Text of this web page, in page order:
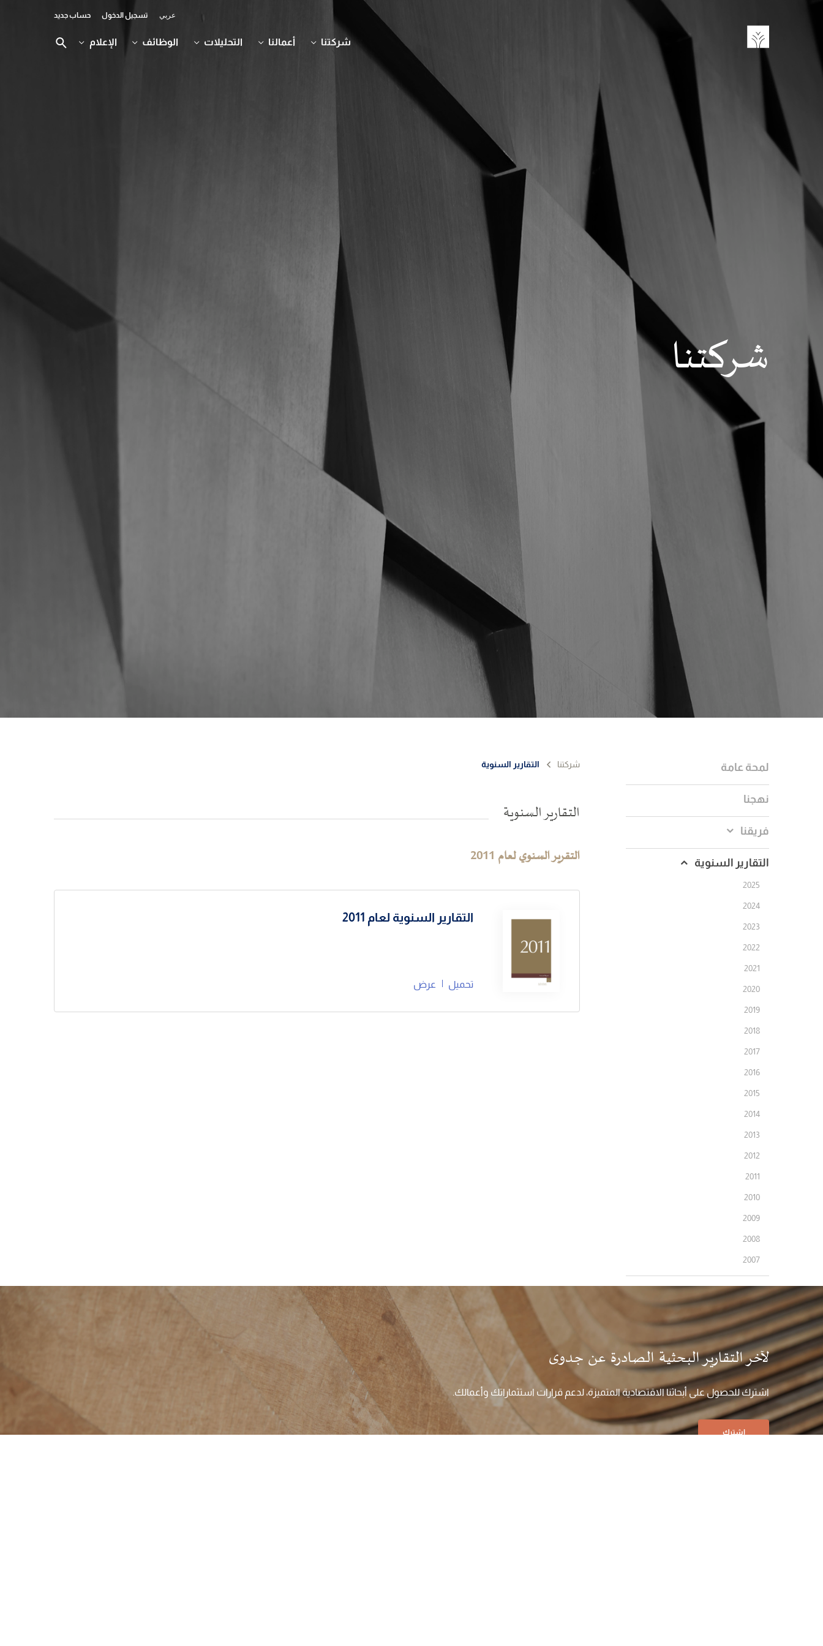
عربي تسجيل الدخول حساب جديد
شركتنا أعمالنا التحليلات الوظائف الإعلام
شركتنا
لمحة عامة
نهجنا
فريقنا
التقارير السنوية
2025
2024
2023
2022
2021
2020
2019
2018
2017
2016
2015
2014
2013
2012
2011
2010
2009
2008
2007
شركتنا التقارير السنوية
التقارير السنوية
التقرير السنوي لعام 2011
التقارير السنوية لعام 2011
تحميل عرض
لآخر التقارير البحثية الصادرة عن جدوى
اشترك للحصول على أبحاثنا الاقتصادية المتميزة، لدعم قرارات استثماراتك وأعمالك.
اشترك